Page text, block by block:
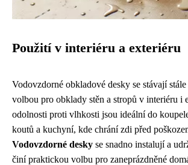
Použití v interiéru a exteriéru
Vodovzdorné obkladové desky se stávají
volbou pro obklady stěn a stropů v interiéru i
odolnosti proti vlhkosti jsou ideální do
koutů a kuchyní, kde chrání zdi před
Vodovzdorné desky se snadno instalují a
činí praktickou volbu pro zaneprázdněné